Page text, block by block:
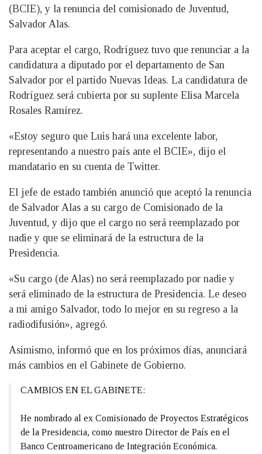
(BCIE), y la renuncia del comisionado de Juventud,
Salvador Alas.
Para aceptar el cargo, Rodríguez tuvo que renunciar a la
candidatura a diputado por el departamento de San
Salvador por el partido Nuevas Ideas. La candidatura de
Rodríguez será cubierta por su suplente Elisa Marcela
Rosales Ramírez.
«Estoy seguro que Luis hará una excelente labor,
representando a nuestro país ante el BCIE», dijo el
mandatario en su cuenta de Twitter.
El jefe de estado también anunció que aceptó la renuncia
de Salvador Alas a su cargo de Comisionado de la
Juventud, y dijo que el cargo no será reemplazado por
nadie y que se eliminará de la estructura de la
Presidencia.
«Su cargo (de Alas) no será reemplazado por nadie y
será eliminado de la estructura de Presidencia. Le deseo
a mi amigo Salvador, todo lo mejor en su regreso a la
radiodifusión», agregó.
Asimismo, informó que en los próximos días, anunciará
más cambios en el Gabinete de Gobierno.
CAMBIOS EN EL GABINETE:
He nombrado al ex Comisionado de Proyectos Estratégicos
de la Presidencia, como nuestro Director de País en el
Banco Centroamericano de Integración Económica.